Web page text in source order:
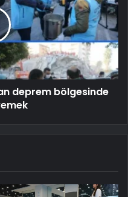
deprem bölgesinde